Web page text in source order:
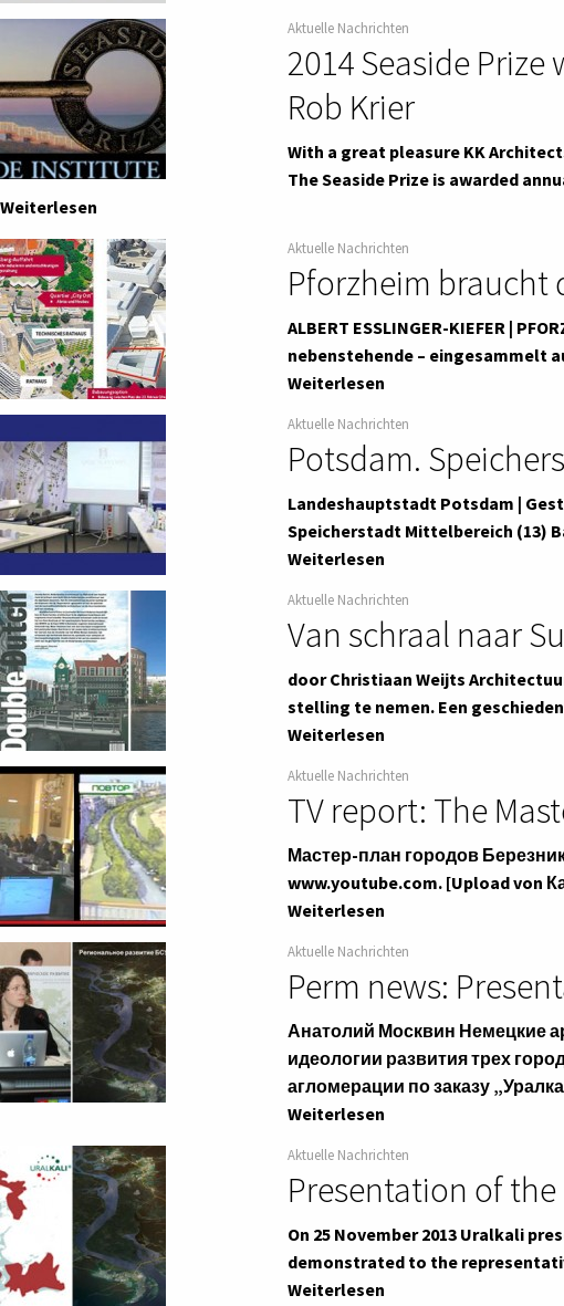
Aktuelle Nachrichten
2014 Seaside
Rob Krier
With a great pleasure KK
The Seaside Prize is awarded
Weiterlesen
Aktuelle Nachrichten
Pforzheim braucht
ALBERT ESSLINGER-KIEFER |
nebenstehende – eingesammelt
Weiterlesen
Aktuelle Nachrichten
Potsdam.
Landeshauptstadt Potsdam |
Speicherstadt Mittelbereich (13)
Weiterlesen
Aktuelle Nachrichten
Van schraal naar
door Christiaan Weijts
stelling te nemen. Een
Weiterlesen
Aktuelle Nachrichten
TV report: The
Мастер-план городов
www.youtube.com. [Upload von
Weiterlesen
Aktuelle Nachrichten
Perm news:
Анатолий Москвин Немецкие
идеологии развития трех
агломерации по заказу
Weiterlesen
Aktuelle Nachrichten
Presentation of
On 25 November 2013 Uralkali
demonstrated to the
Weiterlesen